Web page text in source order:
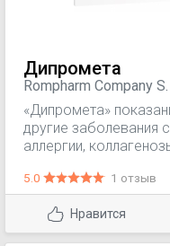
Дипромета
Rompharm Company
«Дипромета»
другие заболевания
аллергии,
у других
довольно большой
побочных эффектов,
исключительно врач.
5.0 1 отзыв
Нравится